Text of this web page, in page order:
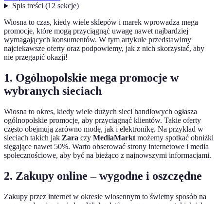
Spis treści(12 sekcje)
Wiosna to czas, kiedy wiele sklepów i marek wprowadza mega
promocje, które mogą przyciągnąć uwagę nawet najbardziej
wymagających konsumentów. W tym artykule przedstawimy
najciekawsze oferty oraz podpowiemy, jak z nich skorzystać, aby
nie przegapić okazji!
1. Ogólnopolskie mega promocje w
wybranych sieciach
Wiosna to okres, kiedy wiele dużych sieci handlowych ogłasza
ogólnopolskie promocje, aby przyciągnąć klientów. Takie oferty
często obejmują zarówno modę, jak i elektronikę. Na przykład w
sieciach takich jak Zara czy MediaMarkt możemy spotkać obniżki
sięgające nawet 50%. Warto obserować strony internetowe i media
społecznościowe, aby być na bieżąco z najnowszymi informacjami.
2. Zakupy online – wygodne i oszczędne
Zakupy przez internet w okresie wiosennym to świetny sposób na